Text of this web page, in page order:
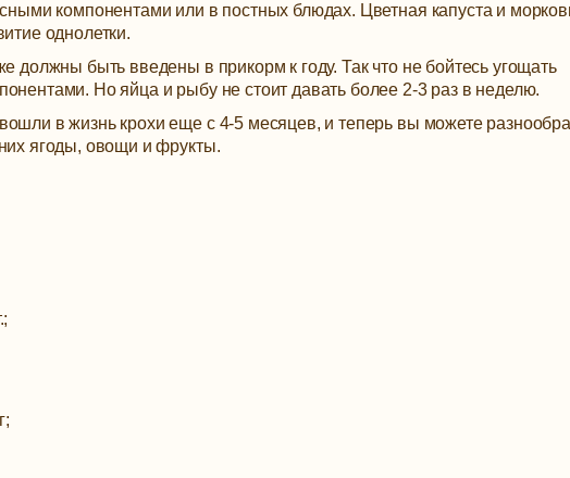
компонентами или в постных блюдах. Цветная капуста и
однолетки.
должны быть введены в прикорм к году. Так что не бойтесь угощать
Но яйца и рыбу не стоит давать более 2-3 раз в неделю.
в жизнь крохи еще с 4-5 месяцев, и теперь вы можете
ягоды, овощи и фрукты.